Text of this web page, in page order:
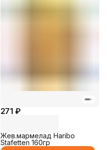
271 ₽
Жев.мармелад Haribo
Stafetten 160гр